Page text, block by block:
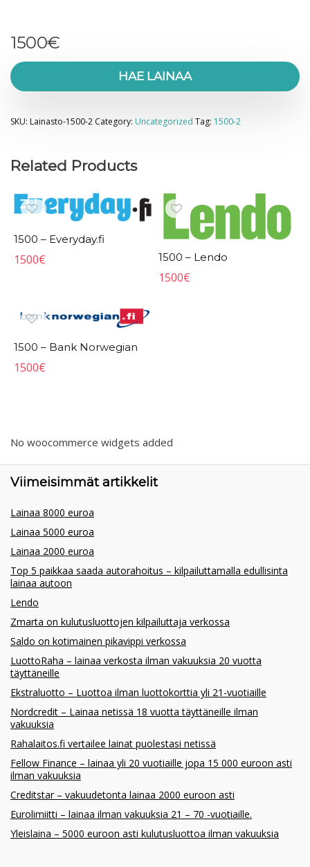
1500€
HAE LAINAA
SKU: Lainasto-1500-2 Category: Uncategorized Tag: 1500-2
Related Products
1500 – Everyday.fi
1500€ 1500 – Lendo
1500€
1500 – Bank Norwegian
1500€
No woocommerce widgets added
Viimeisimmät artikkelit
Lainaa 8000 euroa
Lainaa 5000 euroa
Lainaa 2000 euroa
Top 5 paikkaa saada autorahoitus – kilpailuttamalla edullisinta
lainaa autoon
Lendo
Zmarta on kulutusluottojen kilpailuttaja verkossa
Saldo on kotimainen pikavippi verkossa
LuottoRaha – lainaa verkosta ilman vakuuksia 20 vuotta
täyttäneille
Ekstraluotto – Luottoa ilman luottokorttia yli 21-vuotiaille
Nordcredit – Lainaa netissä 18 vuotta täyttäneille ilman
vakuuksia
Rahalaitos.fi vertailee lainat puolestasi netissä
Fellow Finance – lainaa yli 20 vuotiaille jopa 15 000 euroon asti
ilman vakuuksia
Creditstar – vakuudetonta lainaa 2000 euroon asti
Eurolimiitti – lainaa ilman vakuuksia 21 – 70 -vuotiaille.
Yleislaina – 5000 euroon asti kulutusluottoa ilman vakuuksia